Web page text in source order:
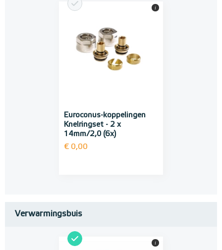
Euroconus-koppelingen
Knelringset - 2 x
14mm/2,0 (6x)
€ 0,00
i
Verwarmingsbuis
i